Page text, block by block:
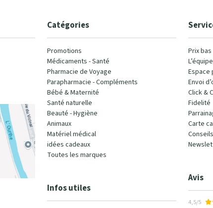
Catégories
Promotions
Médicaments - Santé
Pharmacie de Voyage
Parapharmacie - Compléments
Bébé & Maternité
Santé naturelle
Beauté - Hygiène
Animaux
Matériel médical
idées cadeaux
Toutes les marques
Infos utiles
Prix
Espace
Envoi
Click &
Fidelité
Carte
Avis
4,5/5